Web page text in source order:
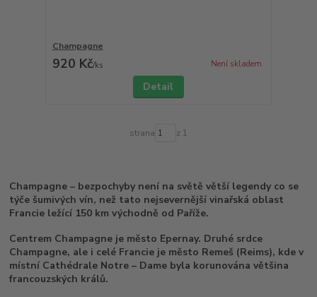
Champagne
920 Kč/ks Není skladem
Detail
strana z 1
Champagne – bezpochyby není na světě větší legendy co se
týče šumivých vín, než tato nejsevernější vinařská oblast
Francie ležící 150 km východně od Paříže.
Centrem Champagne je město Epernay. Druhé srdce
Champagne, ale i celé Francie je město Remeš (Reims), kde v
místní Cathédrale Notre – Dame byla korunována většina
francouzských králů.